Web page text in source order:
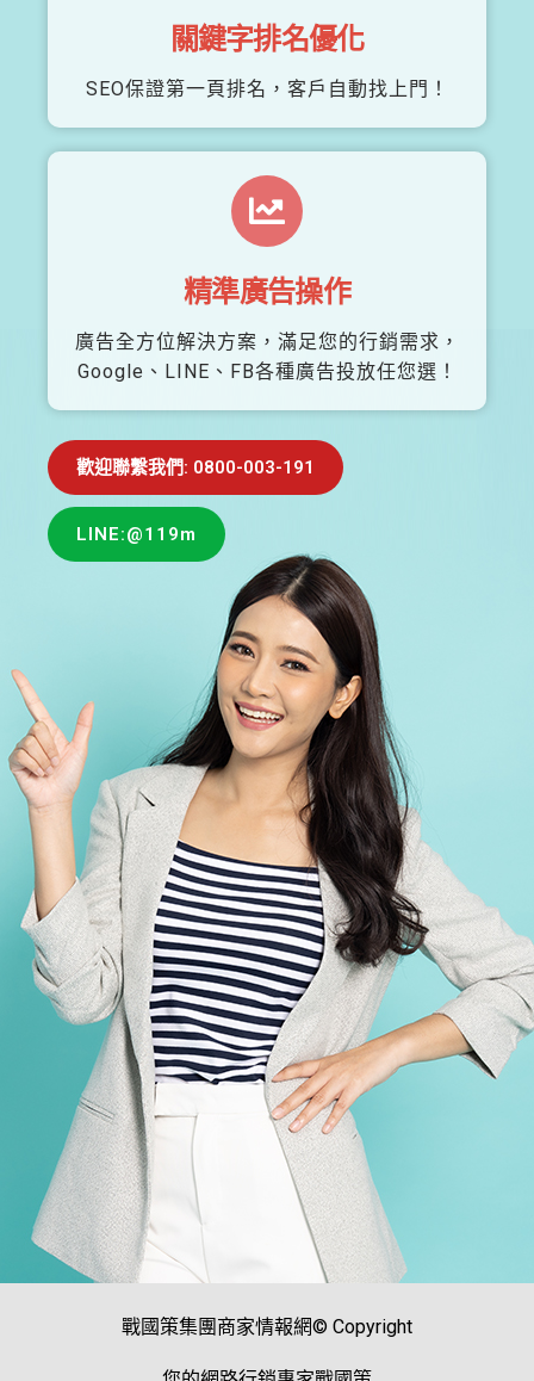
關鍵字排名優化
SEO保證第一頁排名，客戶自動找上門！
精準廣告操作
廣告全方位解決方案，滿足您的行銷需求，
Google、LINE、FB各種廣告投放任您選！
歡迎聯繫我們: 0800-003-191
LINE:@119m
戰國策集團商家情報網© Copyright